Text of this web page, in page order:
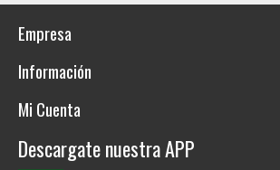
Empresa
Información
Mi Cuenta
Descargate nuestra APP